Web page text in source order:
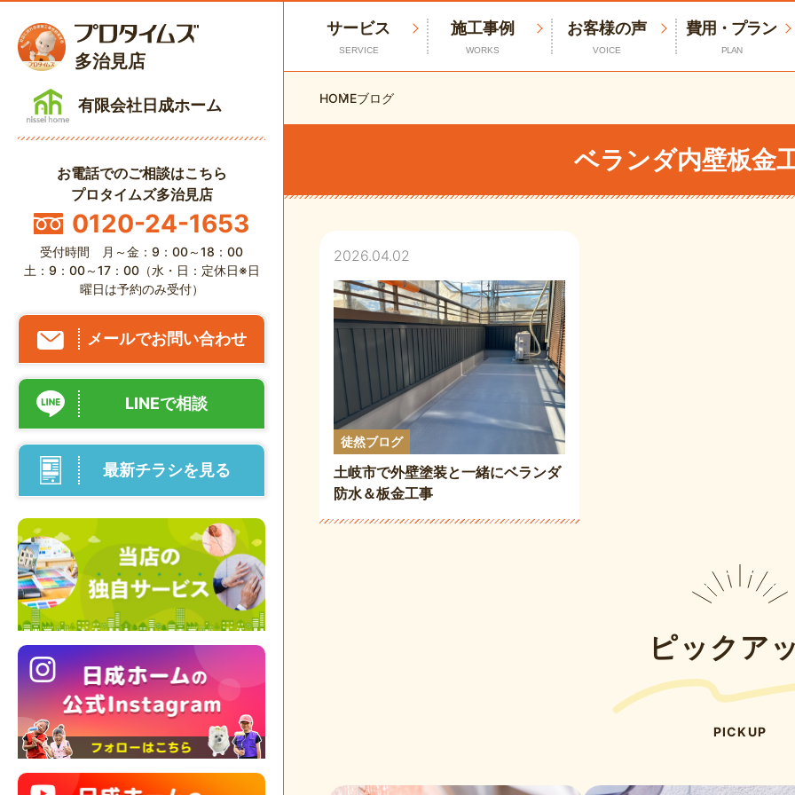
多治見店
有限会社日成ホーム
お電話でのご相談はこちら
プロタイムズ多治見店
0120-24-1653
受付時間 月～金：9：00～18：00
土：9：00～17：00（水・日：定休日※日
曜日は予約のみ受付）
メールでお問い合わせ
LINEで相談
最新チラシを見る
サービス
SERVICE
施工事例
WORKS
お客様の声
VOICE
費用・プラン
PLAN
HOMEブログ
ベランダ内壁板金
2026.04.02
徒然ブログ
土岐市で外壁塗装と一緒にベランダ
防水＆板金工事
ピックア
PICKUP